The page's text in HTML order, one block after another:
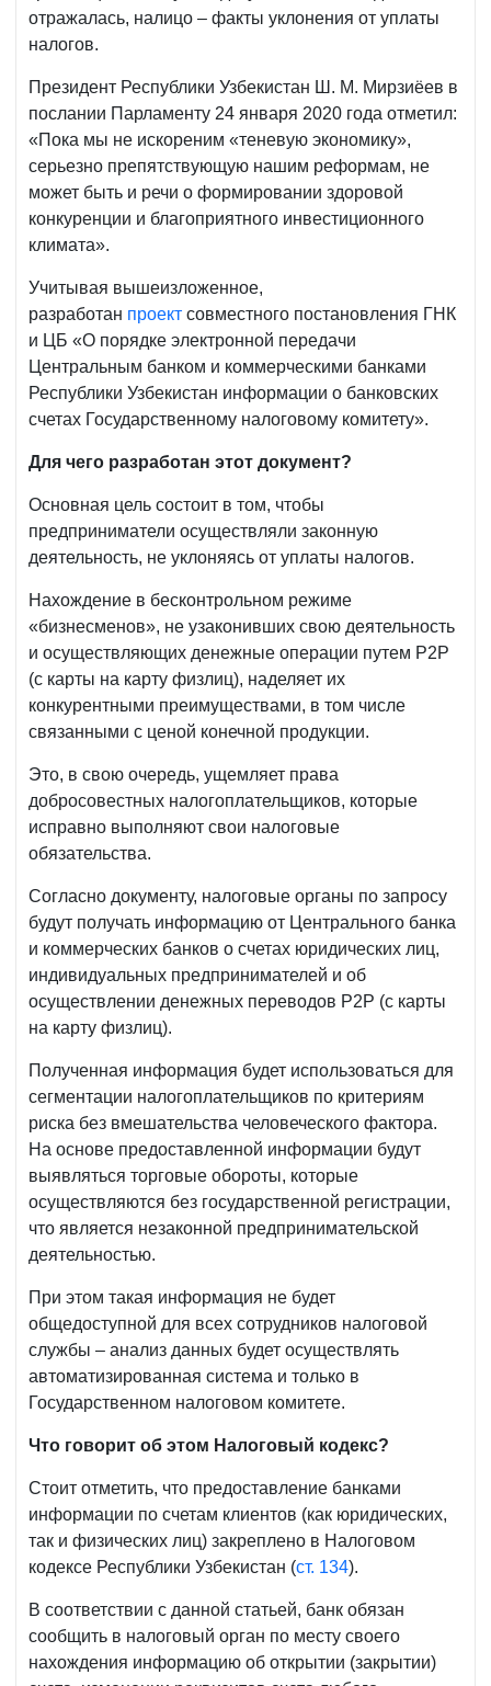
отражалась, налицо – факты уклонения от уплаты
налогов.
Президент Республики Узбекистан Ш. М. Мирзиёев в
послании Парламенту 24 января 2020 года отметил:
«Пока мы не искореним «теневую экономику»,
серьезно препятствующую нашим реформам, не
может быть и речи о формировании здоровой
конкуренции и благоприятного инвестиционного
климата».
Учитывая вышеизложенное,
разработан проект совместного постановления ГНК
и ЦБ «О порядке электронной передачи
Центральным банком и коммерческими банками
Республики Узбекистан информации о банковских
счетах Государственному налоговому комитету».
Для чего разработан этот документ?
Основная цель состоит в том, чтобы
предприниматели осуществляли законную
деятельность, не уклоняясь от уплаты налогов.
Нахождение в бесконтрольном режиме
«бизнесменов», не узаконивших свою деятельность
и осуществляющих денежные операции путем Р2Р
(с карты на карту физлиц), наделяет их
конкурентными преимуществами, в том числе
связанными с ценой конечной продукции.
Это, в свою очередь, ущемляет права
добросовестных налогоплательщиков, которые
исправно выполняют свои налоговые
обязательства.
Согласно документу, налоговые органы по запросу
будут получать информацию от Центрального банка
и коммерческих банков о счетах юридических лиц,
индивидуальных предпринимателей и об
осуществлении денежных переводов Р2Р (с карты
на карту физлиц).
Полученная информация будет использоваться для
сегментации налогоплательщиков по критериям
риска без вмешательства человеческого фактора.
На основе предоставленной информации будут
выявляться торговые обороты, которые
осуществляются без государственной регистрации,
что является незаконной предпринимательской
деятельностью.
При этом такая информация не будет
общедоступной для всех сотрудников налоговой
службы – анализ данных будет осуществлять
автоматизированная система и только в
Государственном налоговом комитете.
Что говорит об этом Налоговый кодекс?
Стоит отметить, что предоставление банками
информации по счетам клиентов (как юридических,
так и физических лиц) закреплено в Налоговом
кодексе Республики Узбекистан (ст. 134).
В соответствии с данной статьей, банк обязан
сообщить в налоговый орган по месту своего
нахождения информацию об открытии (закрытии)